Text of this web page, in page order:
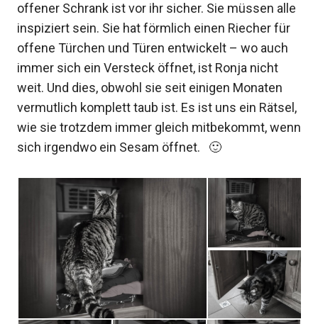
offener Schrank ist vor ihr sicher. Sie müssen alle
inspiziert sein. Sie hat förmlich einen Riecher für
offene Türchen und Türen entwickelt – wo auch
immer sich ein Versteck öffnet, ist Ronja nicht
weit. Und dies, obwohl sie seit einigen Monaten
vermutlich komplett taub ist. Es ist uns ein Rätsel,
wie sie trotzdem immer gleich mitbekommt, wenn
sich irgendwo ein Sesam öffnet. 🙂